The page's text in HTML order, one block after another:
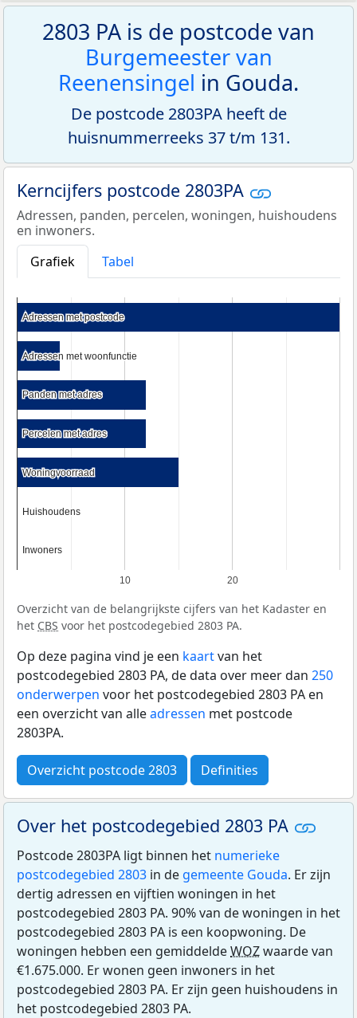
2803 PA is de postcode van
Burgemeester van
Reenensingel in Gouda.
De postcode 2803PA heeft de
huisnummerreeks 37 t/m 131.
Kerncijfers postcode 2803PA
Adressen, panden, percelen, woningen, huishoudens
en inwoners.
Grafiek
Tabel
10 20
Adressen met postcode
Adressen met postcode
Adressen met woonfunctie
Adressen met woonfunctie
Panden met adres
Panden met adres
Percelen met adres
Percelen met adres
Woningvoorraad
Woningvoorraad
Huishoudens
Huishoudens
Inwoners
Inwoners
Overzicht van de belangrijkste cijfers van het Kadaster en
het CBS voor het postcodegebied 2803 PA.
Op deze pagina vind je een kaartvan het
postcodegebied 2803 PA, de data over meer dan 250
onderwerpen voor het postcodegebied 2803 PA en
een overzicht van alleadressen met postcode
2803PA.
Overzicht postcode 2803 Definities
Over het postcodegebied 2803 PA
Postcode 2803PA ligt binnen het numerieke
postcodegebied 2803 in de gemeente Gouda. Er zijn
dertig adressen en vijftien woningen in het
postcodegebied 2803 PA. 90% van de woningen in het
postcodegebied 2803 PA is een koopwoning. De
woningen hebben een gemiddeldeWOZwaarde van
€1.675.000. Er wonen geen inwoners in het
postcodegebied 2803 PA. Er zijn geen huishoudens in
het postcodegebied 2803 PA.